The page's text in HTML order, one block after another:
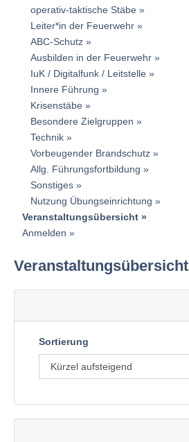
operativ-taktische Stäbe
Leiter*in der Feuerwehr
ABC-Schutz
Ausbilden in der Feuerwehr
IuK / Digitalfunk / Leitstelle
Innere Führung
Krisenstäbe
Besondere Zielgruppen
Technik
Vorbeugender Brandschutz
Allg. Führungsfortbildung
Sonstiges
Nutzung Übungseinrichtung
Veranstaltungsübersicht
Anmelden
Veranstaltungsübersicht
Sortierung